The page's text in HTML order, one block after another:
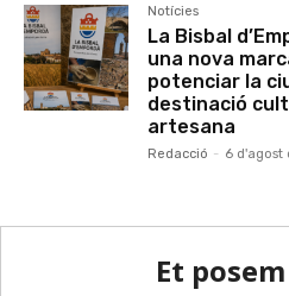
Notícies
La Bisbal
una nova
potenciar la
destinació
artesana
Redacció - 6 d'agost